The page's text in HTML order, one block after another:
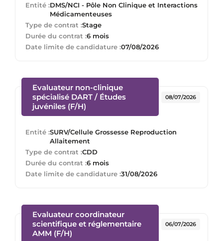
Entité :DMS/NCI - Pôle Non Clinique et Interactions
Médicamenteuses
Type de contrat :Stage
Durée du contrat :6 mois
Date limite de candidature :07/08/2026
Evaluateur non-clinique
spécialisé DART / Études
juvéniles (F/H)
Entité :SURV/Cellule Grossesse Reproduction
Allaitement
Type de contrat :CDD
Durée du contrat :6 mois
08/07/2026
Date limite de candidature :31/08/2026
Evaluateur coordinateur
scientifique et réglementaire
AMM (F/H)
06/07/2026